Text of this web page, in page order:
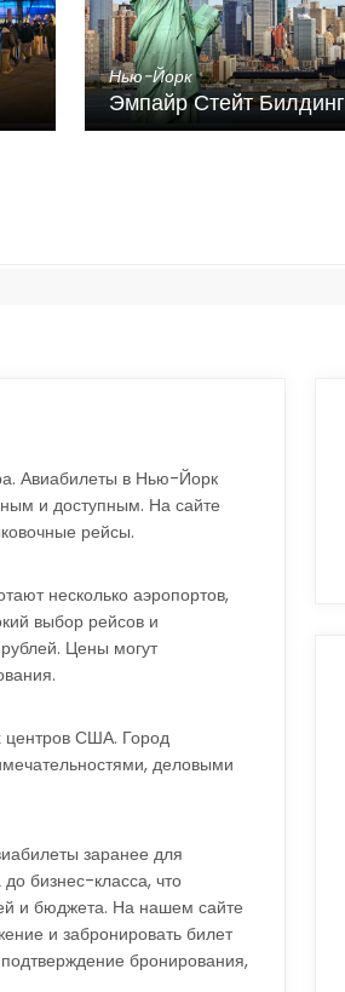
Нью-Йорк
Эмпайр Стейт Билдинг
Авиабилеты в Нью-Йорк
и доступным. На сайте
рейсы.
несколько аэропортов,
выбор рейсов и
Цены могут
центров США. Город
деловыми
заранее для
бизнес-класса, что
и бюджета. На нашем сайте
и забронировать билет
бронирования,